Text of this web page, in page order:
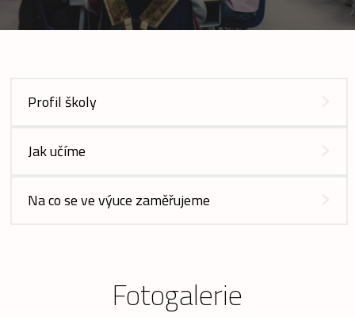
Profil školy
Jak učíme
Na co se ve výuce zaměřujeme
Fotogalerie